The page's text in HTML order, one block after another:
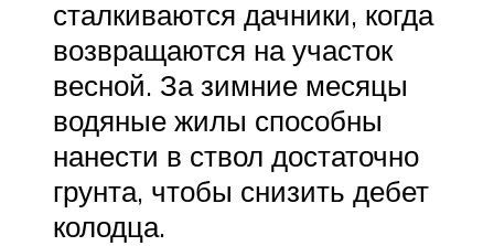
сталкиваются дачники, когда
возвращаются на участок
весной. За зимние месяцы
водяные жилы способны
нанести в ствол достаточно
грунта, чтобы снизить дебет
колодца.